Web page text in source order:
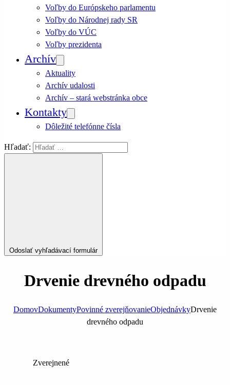
Voľby do Európskeho parlamentu
Voľby do Národnej rady SR
Voľby do VÚC
Voľby prezidenta
Archív
Aktuality
Archív udalosti
Archív – stará webstránka obce
Kontakty
Dôležité telefónne čísla
Hľadať:
Odoslať vyhľadávací formulár
Drvenie drevného odpadu
DomovDokumentyPovinné zverejňovanieObjednávkyDrvenie
drevného odpadu
Zverejnené